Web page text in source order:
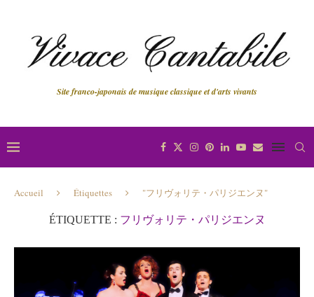
Site franco-japonais de musique classique et d'arts vivants
Accueil Étiquettes "フリヴォリテ・パリジエンヌ"
ÉTIQUETTE : フリヴォリテ・パリジエンヌ